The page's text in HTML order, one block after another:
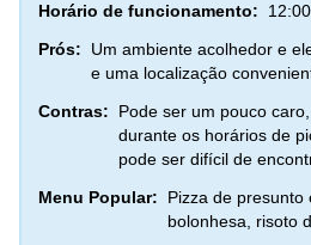
Horário de funcionamento:
Prós:
Um ambiente acolhedor e
e uma localização
Contras:
Pode ser um pouco
durante os horários de
pode ser difícil de
Menu Popular:
Pizza de presunto
bolonhesa, risoto